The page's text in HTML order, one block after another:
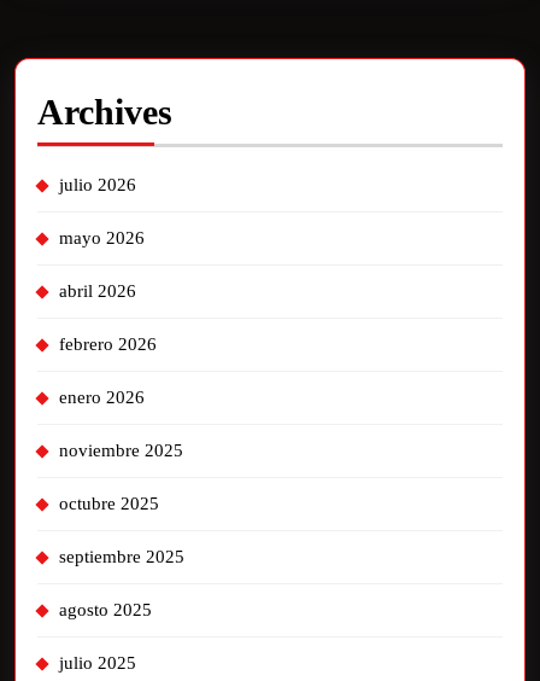
Archives
julio 2026
mayo 2026
abril 2026
febrero 2026
enero 2026
noviembre 2025
octubre 2025
septiembre 2025
agosto 2025
julio 2025